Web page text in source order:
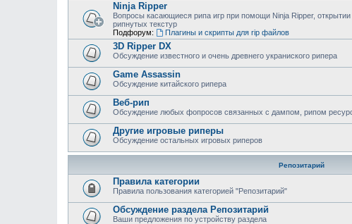
Ninja Ripper
Вопросы касающиеся рипа игр при помощи Ninja Ripper,
рипнутых текстур
Подфорум:
Плагины и скрипты для rip файлов
3D Ripper DX
Обсуждение известного и очень древнего украниского рипера
Game Assassin
Обсуждение китайского рипера
Веб-рип
Обсуждение любых фопросов связанных с дампом, рипом
Другие игровые риперы
Обсуждение остальных игровых риперов
Репозитарий
Правила категории
Правила пользования категорией "Репозитарий"
Обсуждение раздела Репозитарий
Ваши предложения по устройству раздела